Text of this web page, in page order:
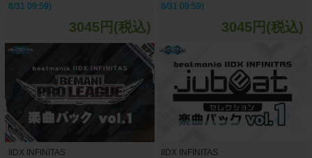
8/31 09:59)
3045円(税込)
8/31 09:59)
3045円(税込)
IIDX INFINITAS IIDX INFINITAS